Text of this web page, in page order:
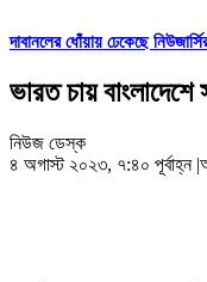
দাবানলের ধোঁয়ায় ঢেকেছে
ভারত চায়
নিউজ ডেস্ক
৪ অগাস্ট ২০২৩, ৭:৪০ পূর্বাহ্ন |